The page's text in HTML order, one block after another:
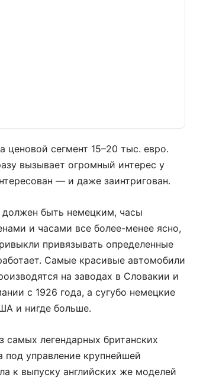
сегмент 15–20 тыс. евро.
вызывает огромный интерес у
— и даже заинтригован.
должен быть немецким, часы
и часами все более-менее ясно,
привязывать определенные
Самые красивые автомобили
на заводах в Словакии и
с 1926 года, а сугубо немецкие
и нигде больше.
самых легендарных британских
управление крупнейшей
к выпуску английских же моделей